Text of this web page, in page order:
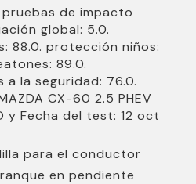
de impacto
global: 5.0.
88.0. protección niños:
89.0.
la seguridad: 76.0.
CX-60 2.5 PHEV
y Fecha del test: 12 oct
para el conductor
en pendiente